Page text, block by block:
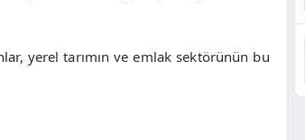
yerel tarımın ve emlak sektörünün bu